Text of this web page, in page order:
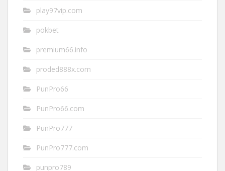
play97vip.com
pokbet
premium66.info
proded888x.com
PunPro66
PunPro66.com
PunPro777
PunPro777.com
punpro789